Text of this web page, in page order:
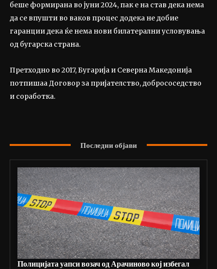
беше формирана во јуни 2024, пак е на став дека нема
да се впушти во ваков процес додека не добие
гаранции дека ќе нема нови билатерални условувања
од бугарска страна.
Претходно во 2017, Бугарија и Северна Македонија
потпишаа Договор за пријателство, добрососедство
и соработка.
Последни објави
Полицијата уапси возач од Арачиново кој избегал